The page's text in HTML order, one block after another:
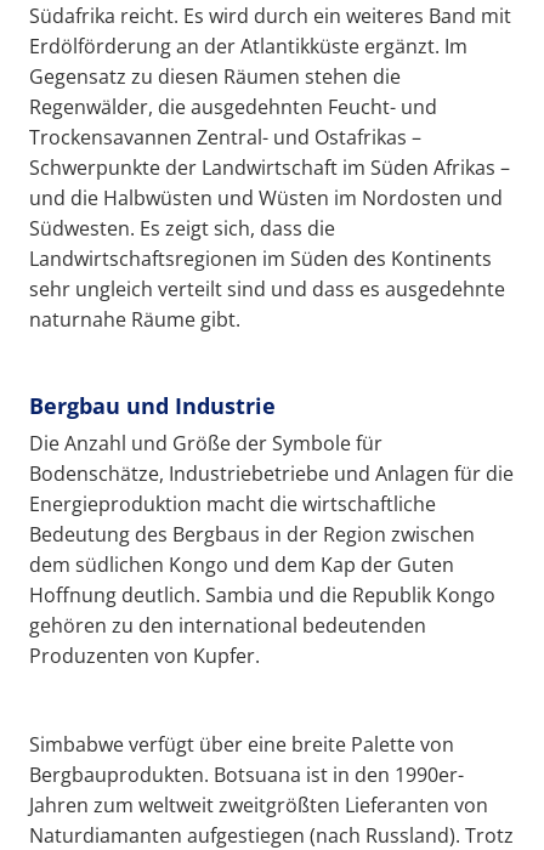
Südafrika reicht. Es wird durch ein weiteres Band mit
Erdölförderung an der Atlantikküste ergänzt. Im
Gegensatz zu diesen Räumen stehen die
Regenwälder, die ausgedehnten Feucht- und
Trockensavannen Zentral- und Ostafrikas –
Schwerpunkte der Landwirtschaft im Süden Afrikas –
und die Halbwüsten und Wüsten im Nordosten und
Südwesten. Es zeigt sich, dass die
Landwirtschaftsregionen im Süden des Kontinents
sehr ungleich verteilt sind und dass es ausgedehnte
naturnahe Räume gibt.
Bergbau und Industrie
Die Anzahl und Größe der Symbole für
Bodenschätze, Industriebetriebe und Anlagen für die
Energieproduktion macht die wirtschaftliche
Bedeutung des Bergbaus in der Region zwischen
dem südlichen Kongo und dem Kap der Guten
Hoffnung deutlich. Sambia und die Republik Kongo
gehören zu den international bedeutenden
Produzenten von Kupfer.
Simbabwe verfügt über eine breite Palette von
Bergbauprodukten. Botsuana ist in den 1990er-
Jahren zum weltweit zweitgrößten Lieferanten von
Naturdiamanten aufgestiegen (nach Russland). Trotz